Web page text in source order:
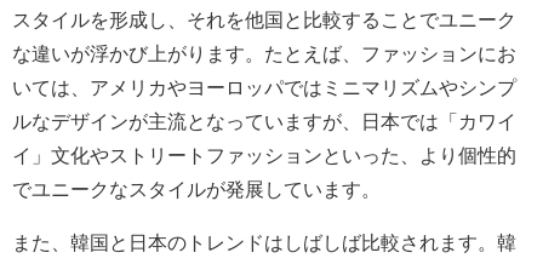
スタイルを形成し、それを他国と比較することでユニーク
な違いが浮かび上がります。たとえば、ファッションにお
いては、アメリカやヨーロッパではミニマリズムやシンプ
ルなデザインが主流となっていますが、日本では「カワイ
イ」文化やストリートファッションといった、より個性的
でユニークなスタイルが発展しています。
また、韓国と日本のトレンドはしばしば比較されます。韓